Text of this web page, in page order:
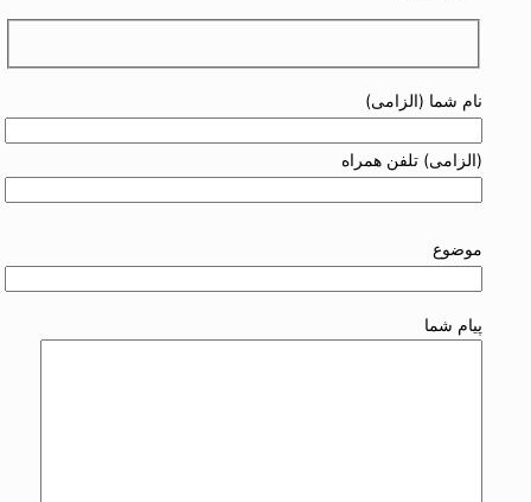
نام شما (الزامی)
(الزامی) تلفن همراه
موضوع
پیام شما